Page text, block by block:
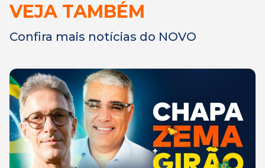
VEJA TAMBÉM
Confira mais notícias do NOVO